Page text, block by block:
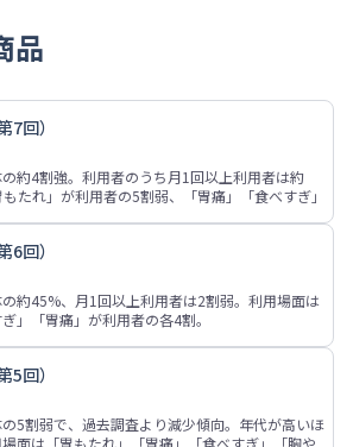
品
7回）
約4割強。利用者のうち月1回以上利用者は約
たれ」が利用者の5割弱、「胃痛」「食べすぎ」
すさ」などが各3割前後。参考情報源は、「テレ
ッケージの説明」「家族や友人の意見」「販売店
2～3割。
は「(独立したチェーン店舗の)ドラッグストア」
ーパーなどの店舗に併設された)薬局・薬店、ド
。
処法は「胃腸薬を飲む」が4割強、「消化の良い
控える」「寝る」「体を休める」が各20%台。
6回）
約45%、月1回以上利用者は2割弱。利用場面は
」「胃痛」が利用者の各4割。
説明」「販売店の店頭の情報」「家族や友人の
上位。
は「(独立したチェーン店舗の)ドラッグストア」
パーなどの店舗に併設された)薬局・薬店、ドラ
5回）
5割弱で、過去調査より減少傾向。年代が高いほ
面は「胃もたれ」「胃痛」「食べすぎ」「胸や